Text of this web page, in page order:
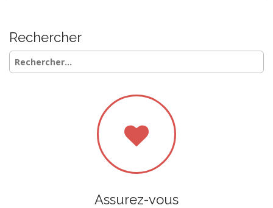
Rechercher
Rechercher :
Assurez-vous